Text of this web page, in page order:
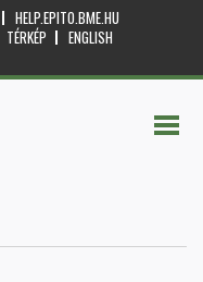
HELP.EPITO.BME.HU
TÉRKÉP
ENGLISH